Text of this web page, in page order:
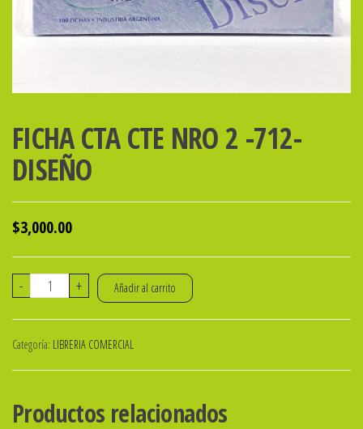
FICHA CTA CTE NRO 2 -712-
DISEÑO
$3,000.00
-
FICHA
NRO
2
DISEÑO
+ Añadir al carrito
Categoría: LIBRERIA COMERCIAL
Productos relacionados